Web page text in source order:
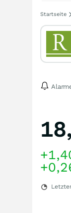
Startseite